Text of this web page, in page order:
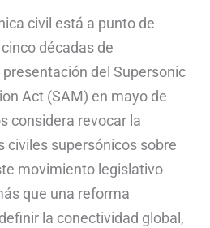
civil está a punto de
décadas de
del Supersonic
Act (SAM) en mayo de
considera revocar la
civiles supersónicos sobre
movimiento legislativo
que una reforma
la conectividad global,